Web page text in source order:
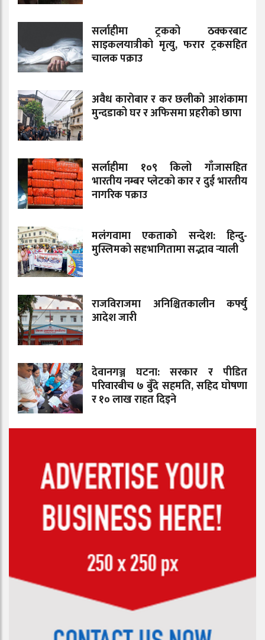
सर्लाहीमा ट्रकको ठक्करबाट
साइकलयात्रीको मृत्यु, फरार ट्रकसहित
चालक पक्राउ
अवैध कारोबार र कर छलीको आशंकामा
मुन्दडाको घर र अफिसमा प्रहरीको छापा
सर्लाहीमा १०९ किलो गाँजासहित
भारतीय नम्बर प्लेटको कार र दुई भारतीय
नागरिक पक्राउ
मलंगवामा एकताको सन्देश: हिन्दु-
मुस्लिमको सहभागितामा सद्भाव र्‍याली
राजविराजमा अनिश्चितकालीन कर्फ्यु
आदेश जारी
देवानगञ्ज घटना: सरकार र पीडित
परिवारबीच ७ बुँदे सहमति, सहिद घोषणा
र १० लाख राहत दिइने